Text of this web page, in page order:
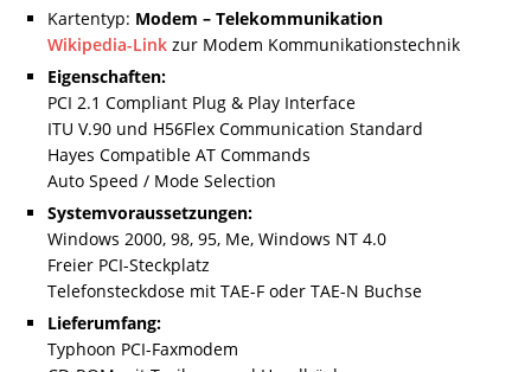
Kartentyp: Modem – Telekommunikation
Wikipedia-Link zur Modem Kommunikationstechnik
Eigenschaften:
PCI 2.1 Compliant Plug & Play Interface
ITU V.90 und H56Flex Communication Standard
Hayes Compatible AT Commands
Auto Speed / Mode Selection
Systemvoraussetzungen:
Windows 2000, 98, 95, Me, Windows NT 4.0
Freier PCI-Steckplatz
Telefonsteckdose mit TAE-F oder TAE-N Buchse
Lieferumfang:
Typhoon PCI-Faxmodem